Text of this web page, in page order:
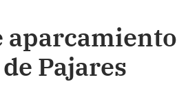
aparcamiento
Pajares